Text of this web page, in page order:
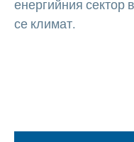
енергийния сектор
се климат.